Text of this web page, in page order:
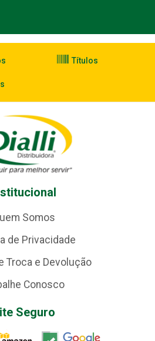
Títulos
Somos
de Privacidade
Troca e Devolução
Conosco
Seguro